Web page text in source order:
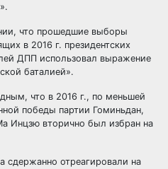
что прошедшие выборы
в 2016 г. президентских
ДПП использовал выражение
баталией».
что в 2016 г., по меньшей
победы партии Гоминьдан,
Инцзю вторично был избран на
сдержанно отреагировали на